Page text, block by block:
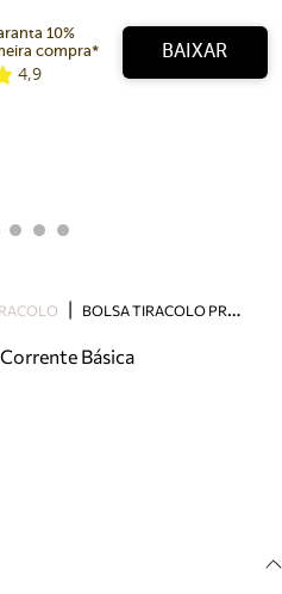
devoluções e mais.
10%
compra*
4,9
BAIXAR
B
OLSA TIRACOLO PRETA PEQUENA CORRENTE BÁSICA
Básica